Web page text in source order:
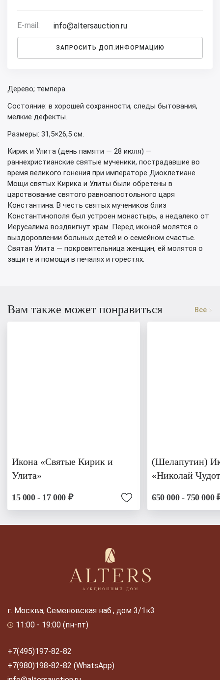
E-mail: info@altersauction.ru
ЗАПРОСИТЬ ДОП.ИНФОРМАЦИЮ
Дерево; темпера.
Состояние: в хорошей сохранности, следы бытования,
мелкие дефекты.
Размеры: 31,5×26,5 см.
Кирик и Улита (день памяти — 28 июля) —
раннехристианские святые мученики, пострадавшие во
время великого гонения при императоре Диоклетиане.
Мощи святых Кирика и Улиты были обретены в
царствование святого равноапостольного царя
Константина. В честь святых мучеников близ
Константинополя был устроен монастырь, а недалеко от
Иерусалима воздвигнут храм. Перед иконой молятся о
выздоровлении больных детей и о семейном счастье.
Святая Улита — покровительница женщин, ей молятся о
защите и помощи в печалях и горестях.
Вам также может понравиться Все
Икона «Святые Кирик и
Улита»
15 000 - 17 000 ₽
(Шелапутин)
«Николай
650 000 - 750 000
г. Москва, Семеновская наб., дом 3/1к3
11:00 - 19:00 (пн-пт)
+7(495)197-82-82
+7(980)198-82-82 (WhatsApp)